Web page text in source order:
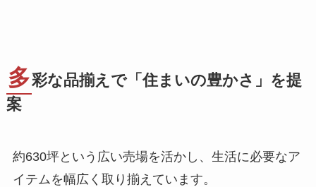
多彩な品揃えで「住まいの豊かさ」を提
案
約630坪という広い売場を活かし、生活に必要なア
イテムを幅広く取り揃えています。